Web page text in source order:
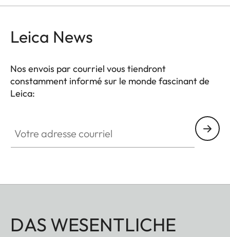
Leica News
Nos envois par courriel vous tiendront
constamment informé sur le monde fascinant de
Leica:
DAS WESENTLICHE